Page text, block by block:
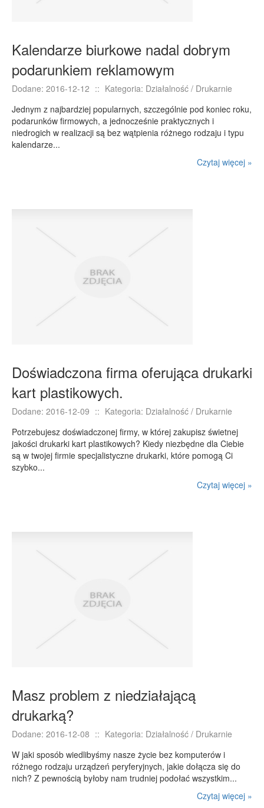
Kalendarze biurkowe nadal dobrym
podarunkiem reklamowym
Dodane: 2016-12-12 :: Kategoria: Działalność / Drukarnie
Jednym z najbardziej popularnych, szczególnie pod koniec roku,
podarunków firmowych, a jednocześnie praktycznych i
niedrogich w realizacji są bez wątpienia różnego rodzaju i typu
kalendarze...
Czytaj więcej »
Doświadczona firma oferująca drukarki
kart plastikowych.
Dodane: 2016-12-09 :: Kategoria: Działalność / Drukarnie
Potrzebujesz doświadczonej firmy, w której zakupisz świetnej
jakości drukarki kart plastikowych? Kiedy niezbędne dla Ciebie
są w twojej firmie specjalistyczne drukarki, które pomogą Ci
szybko...
Czytaj więcej »
Masz problem z niedziałającą
drukarką?
Dodane: 2016-12-08 :: Kategoria: Działalność / Drukarnie
W jaki sposób wiedlibyśmy nasze życie bez komputerów i
różnego rodzaju urządzeń peryferyjnych, jakie dołącza się do
nich? Z pewnością byłoby nam trudniej podołać wszystkim...
Czytaj więcej »